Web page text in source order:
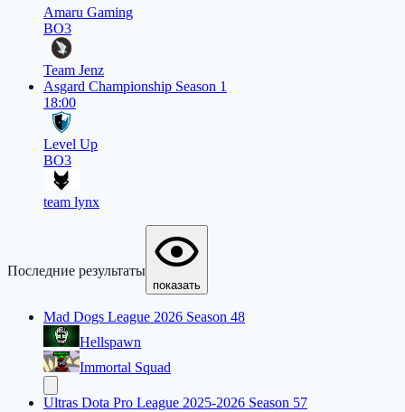
Amaru Gaming
BO3
Team Jenz
Asgard Championship Season 1
18:00
Level Up
BO3
team lynx
Последние результаты
показать
Mad Dogs League 2026 Season 48
Hellspawn
Immortal Squad
Ultras Dota Pro League 2025-2026 Season 57